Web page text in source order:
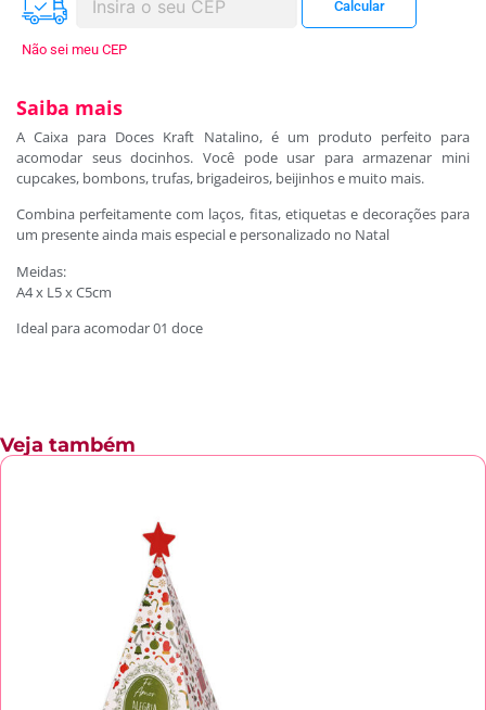
Não sei meu CEP
Saiba mais
A Caixa para Doces Kraft Natalino, é um produto perfeito para
acomodar seus docinhos. Você pode usar para armazenar mini
cupcakes, bombons, trufas, brigadeiros, beijinhos e muito mais.
Combina perfeitamente com laços, fitas, etiquetas e decorações para
um presente ainda mais especial e personalizado no Natal
Meidas:
A4 x L5 x C5cm
Ideal para acomodar 01 doce
Veja também